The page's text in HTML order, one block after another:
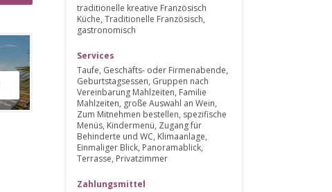
traditionelle kreative Französisch
Küche, Traditionelle Französisch,
gastronomisch
Services
Taufe, Geschäfts- oder Firmenabende,
Geburtstagsessen, Gruppen nach
Vereinbarung Mahlzeiten, Familie
Mahlzeiten, große Auswahl an Wein,
Zum Mitnehmen bestellen, spezifische
Menüs, Kindermenü, Zugang für
Behinderte und WC, Klimaanlage,
Einmaliger Blick, Panoramablick,
Terrasse, Privatzimmer
Zahlungsmittel